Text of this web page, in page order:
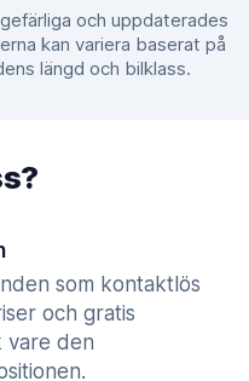
och uppdaterades
kan variera baserat på
längd och bilklass.
som kontaktlös
och gratis
vare den